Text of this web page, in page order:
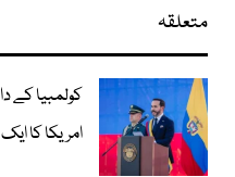
متعلقہ
کولمبیا کے
امریکا کا